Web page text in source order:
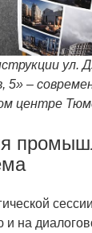
ул.
5» –
центре
и на